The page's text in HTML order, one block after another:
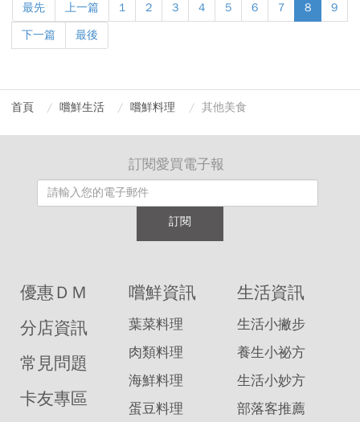
最先 上一篇 1 2 3 4 5 6 7 8
9
下一篇
最後
首頁 嚐鮮生活 嚐鮮料理 其他美食
訂閱愛買電子報
訂閱
優惠ＤＭ
分店資訊
常見問題
卡友專區
嚐鮮資訊
葉菜料理
肉類料理
海鮮料理
蛋豆料理
生活資訊
生活小撇步
養生小祕方
生活小妙方
部落客推薦